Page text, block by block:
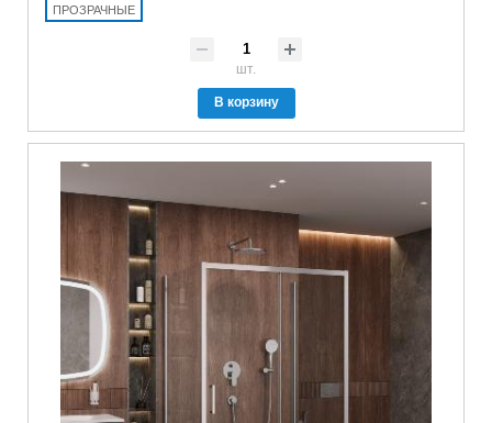
ПРОЗРАЧНЫЕ
шт.
В корзину